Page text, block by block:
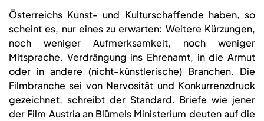
Österreichs Kunst- und Kulturschaffende haben, so
scheint es, nur eines zu erwarten: Weitere Kürzungen,
noch weniger Aufmerksamkeit, noch weniger
Mitsprache. Verdrängung ins Ehrenamt, in die Armut
oder in andere (nicht-künstlerische) Branchen. Die
Filmbranche sei von Nervosität und Konkurrenzdruck
gezeichnet, schreibt der Standard. Briefe wie jener
der Film Austria an Blümels Ministerium deuten auf die